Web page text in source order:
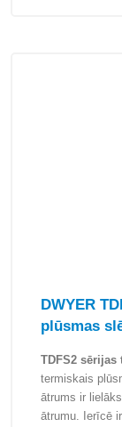
DWYER
plūsmas
TDFS2
termiskais
ātrums ir
ātrumu. Ierīcē